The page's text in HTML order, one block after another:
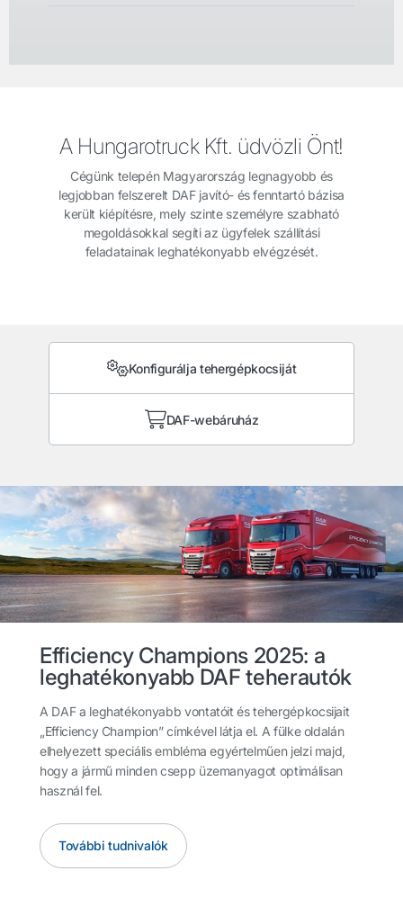
A Hungarotruck Kft. üdvözli Önt!
Cégünk telepén Magyarország legnagyobb és
legjobban felszerelt DAF javító- és fenntartó bázisa
került kiépítésre, mely szinte személyre szabható
megoldásokkal segíti az ügyfelek szállítási
feladatainak leghatékonyabb elvégzését.
Konfigurálja tehergépkocsiját
DAF-webáruház
Efficiency Champions 2025: a
leghatékonyabb DAF teherautók
A DAF a leghatékonyabb vontatóit és tehergépkocsijait
„Efficiency Champion” címkével látja el. A fülke oldalán
elhelyezett speciális embléma egyértelműen jelzi majd,
hogy a jármű minden csepp üzemanyagot optimálisan
használ fel.
További tudnivalók